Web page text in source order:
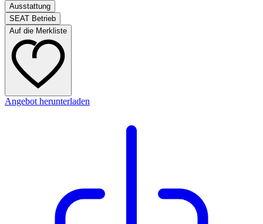
Ausstattung
SEAT Betrieb
Auf die Merkliste
Angebot herunterladen